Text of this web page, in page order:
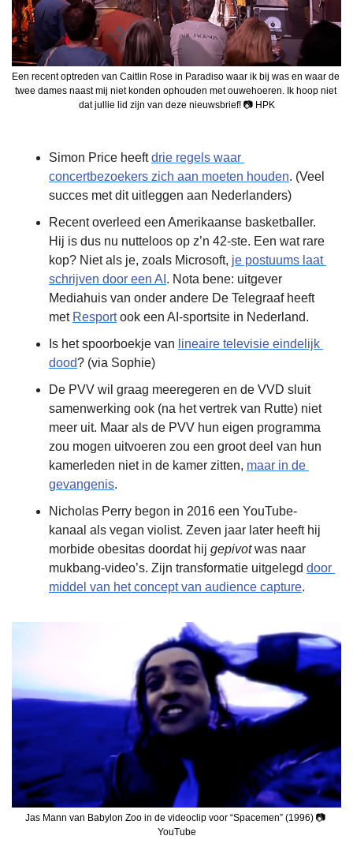
Een recent optreden van Caitlin Rose in Paradiso waar ik bij was en waar de
twee dames naast mij niet konden ophouden met ouwehoeren. Ik hoop niet
dat jullie lid zijn van deze nieuwsbrief! 📷 HPK
Simon Price heeft drie regels waar
concertbezoekers zich aan moeten houden. (Veel
succes met dit uitleggen aan Nederlanders)
Recent overleed een Amerikaanse basketballer.
Hij is dus nu nutteloos op z’n 42-ste. Een wat rare
kop? Niet als je, zoals Microsoft, je postuums laat
schrijven door een AI . Nota bene: uitgever
Mediahuis van onder andere De Telegraaf heeft
met Resport ook een AI-sportsite in Nederland.
Is het spoorboekje van lineaire televisie eindelijk
dood? (via Sophie)
De PVV wil graag meeregeren en de VVD sluit
samenwerking ook (na het vertrek van Rutte) niet
meer uit. Maar als de PVV hun eigen programma
zou mogen uitvoeren zou een groot deel van hun
kamerleden niet in de kamer zitten, maar in de
gevangenis.
Nicholas Perry begon in 2016 een YouTube-
kanaal als vegan violist. Zeven jaar later heeft hij
morbide obesitas doordat hij gepivot was naar
mukbang-video’s. Zijn transformatie uitgelegd door
middel van het concept van audience capture.
Jas Mann van Babylon Zoo in de videoclip voor “Spacemen” (1996) 📷
YouTube